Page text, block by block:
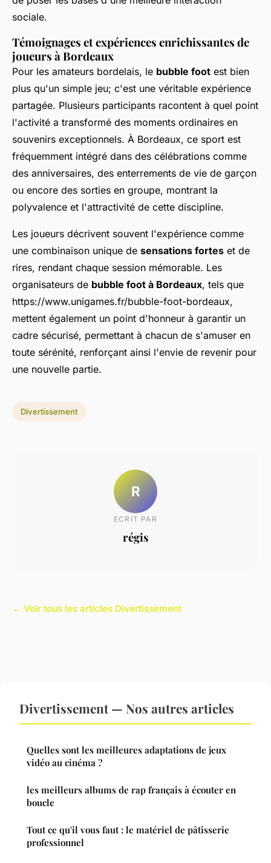
sociale.
Témoignages et expériences enrichissantes de
joueurs à Bordeaux
Pour les amateurs bordelais, le bubble foot est bien
plus qu'un simple jeu; c'est une véritable expérience
partagée. Plusieurs participants racontent à quel point
l'activité a transformé des moments ordinaires en
souvenirs exceptionnels. À Bordeaux, ce sport est
fréquemment intégré dans des célébrations comme
des anniversaires, des enterrements de vie de garçon
ou encore des sorties en groupe, montrant la
polyvalence et l'attractivité de cette discipline.
Les joueurs décrivent souvent l'expérience comme
une combinaison unique de sensations fortes et de
rires, rendant chaque session mémorable. Les
organisateurs de bubble foot à Bordeaux, tels que
https://www.unigames.fr/bubble-foot-bordeaux,
mettent également un point d'honneur à garantir un
cadre sécurisé, permettant à chacun de s'amuser en
toute sérénité, renforçant ainsi l'envie de revenir pour
une nouvelle partie.
Divertissement
R
ECRIT PAR
régis
← Voir tous les articles Divertissement
Divertissement — Nos autres articles
Quelles sont les meilleures adaptations de jeux
vidéo au cinéma ?
les meilleurs albums de rap français à écouter en
boucle
Tout ce qu'il vous faut : le matériel de pâtisserie
professionnel